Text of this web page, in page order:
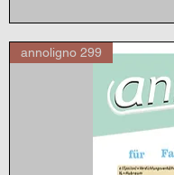
annoligno 299